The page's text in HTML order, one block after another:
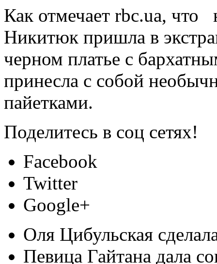
Как отмечает rbc.ua,
Никитюк пришла в
черном платье с
принесла с собой
пайетками.
Поделитесь в соц сетях!
Facebook
Twitter
Google+
Оля Цибульская
Певица Гайтана дала